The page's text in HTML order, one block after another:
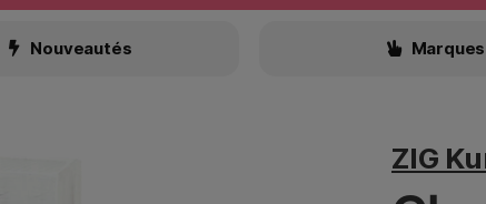
Nouveautés Marques
ZIG